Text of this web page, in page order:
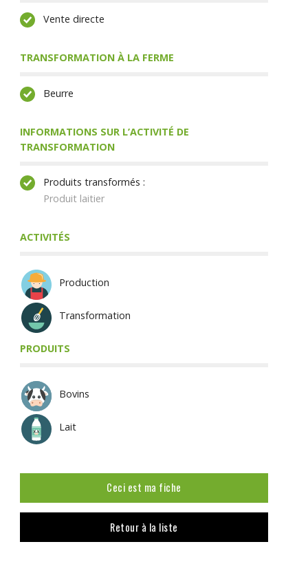
Vente directe
TRANSFORMATION À LA FERME
Beurre
INFORMATIONS SUR L’ACTIVITÉ DE
TRANSFORMATION
Produits transformés :
Produit laitier
ACTIVITÉS
Production
Transformation
PRODUITS
Bovins
Lait
Ceci est ma fiche
Retour à la liste